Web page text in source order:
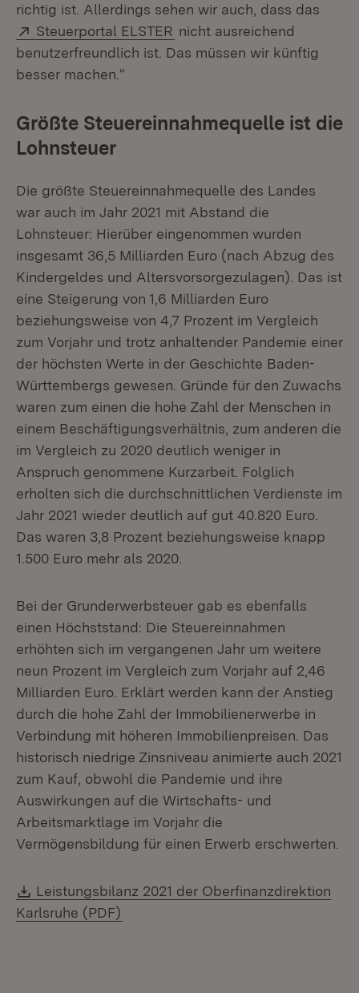
richtig ist. Allerdings sehen wir auch, dass das
Extern:
Steuerportal ELSTER (Öffnet in neuem Fenster)
nicht ausreichend
benutzerfreundlich ist. Das müssen wir künftig
besser machen.“
Größte Steuereinnahmequelle ist die
Lohnsteuer
Die größte Steuereinnahmequelle des Landes
war auch im Jahr 2021 mit Abstand die
Lohnsteuer: Hierüber eingenommen wurden
insgesamt 36,5 Milliarden Euro (nach Abzug des
Kindergeldes und Altersvorsorgezulagen). Das ist
eine Steigerung von 1,6 Milliarden Euro
beziehungsweise von 4,7 Prozent im Vergleich
zum Vorjahr und trotz anhaltender Pandemie einer
der höchsten Werte in der Geschichte Baden-
Württembergs gewesen. Gründe für den Zuwachs
waren zum einen die hohe Zahl der Menschen in
einem Beschäftigungsverhältnis, zum anderen die
im Vergleich zu 2020 deutlich weniger in
Anspruch genommene Kurzarbeit. Folglich
erholten sich die durchschnittlichen Verdienste im
Jahr 2021 wieder deutlich auf gut 40.820 Euro.
Das waren 3,8 Prozent beziehungsweise knapp
1.500 Euro mehr als 2020.
Bei der Grunderwerbsteuer gab es ebenfalls
einen Höchststand: Die Steuereinnahmen
erhöhten sich im vergangenen Jahr um weitere
neun Prozent im Vergleich zum Vorjahr auf 2,46
Milliarden Euro. Erklärt werden kann der Anstieg
durch die hohe Zahl der Immobilienerwerbe in
Verbindung mit höheren Immobilienpreisen. Das
historisch niedrige Zinsniveau animierte auch 2021
zum Kauf, obwohl die Pandemie und ihre
Auswirkungen auf die Wirtschafts- und
Arbeitsmarktlage im Vorjahr die
Vermögensbildung für einen Erwerb erschwerten.
Download:
Leistungsbilanz 2021 der Oberfinanzdirektion
Karlsruhe (PDF)